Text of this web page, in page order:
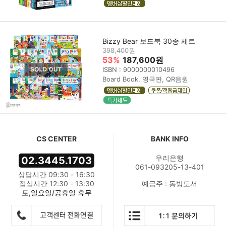
Bizzy Bear 보드북 30종 세트
398,400원
53% 187,600원
ISBN : 9000000010496
Board Book, 영국판, QR음원
CS CENTER
02.3445.1703
상담시간 09:30 - 16:30
점심시간 12:30 - 13:30
토,일요일/공휴일 휴무
BANK INFO
우리은행
061-093205-13-401
예금주 : 동방도서